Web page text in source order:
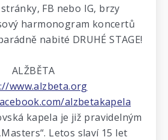
FB nebo IG, brzy
harmonogram koncertů
nabité DRUHÉ STAGE!
ALŽBĚTA
www.alzbeta.org
alzbetakapela
kapela je již pravidelným
Letos slaví 15 let